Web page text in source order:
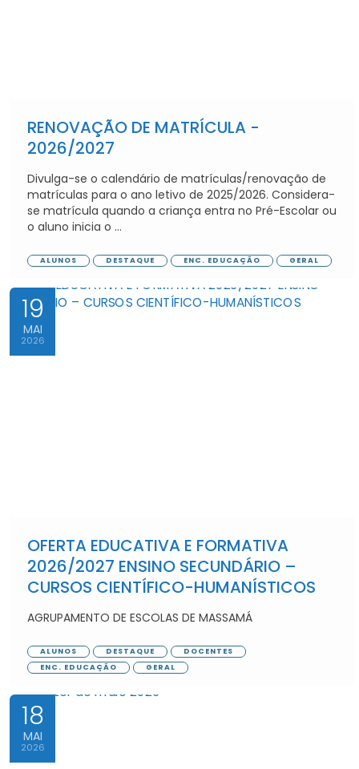
RENOVAÇÃO DE MATRÍCULA -
2026/2027
Divulga-se o calendário de matrículas/renovação de
matrículas para o ano letivo de 2025/2026. Considera-
se matrícula quando a criança entra no Pré-Escolar ou
o aluno inicia o ...
ALUNOS DESTAQUE ENC. EDUCAÇÃO GERAL
19
MAI
2026
OFERTA EDUCATIVA E FORMATIVA
2026/2027 ENSINO SECUNDÁRIO –
CURSOS CIENTÍFICO-HUMANÍSTICOS
AGRUPAMENTO DE ESCOLAS DE MASSAMÁ
ALUNOS DESTAQUE
DOCENTES
ENC. EDUCAÇÃO
GERAL
18
MAI
2026